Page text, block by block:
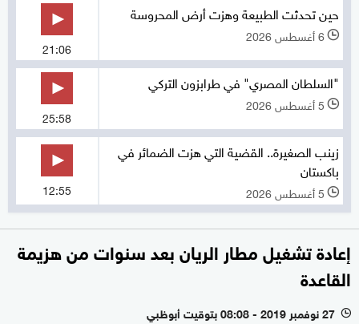
حين تحدثت الطبيعة وهزت أرض المحروسة
l 6 أغسطس 2026
21:06
"السلطان المصري" في طرابزون التركي
l 5 أغسطس 2026
25:58
زينب الصغيرة.. القضية التي هزت الضمائر في
باكستان
l 5 أغسطس 2026 12:55
إعادة تشغيل مطار الريان بعد سنوات من هزيمة
القاعدة
l 27 نوفمبر 2019 - 08:08 بتوقيت أبوظبي